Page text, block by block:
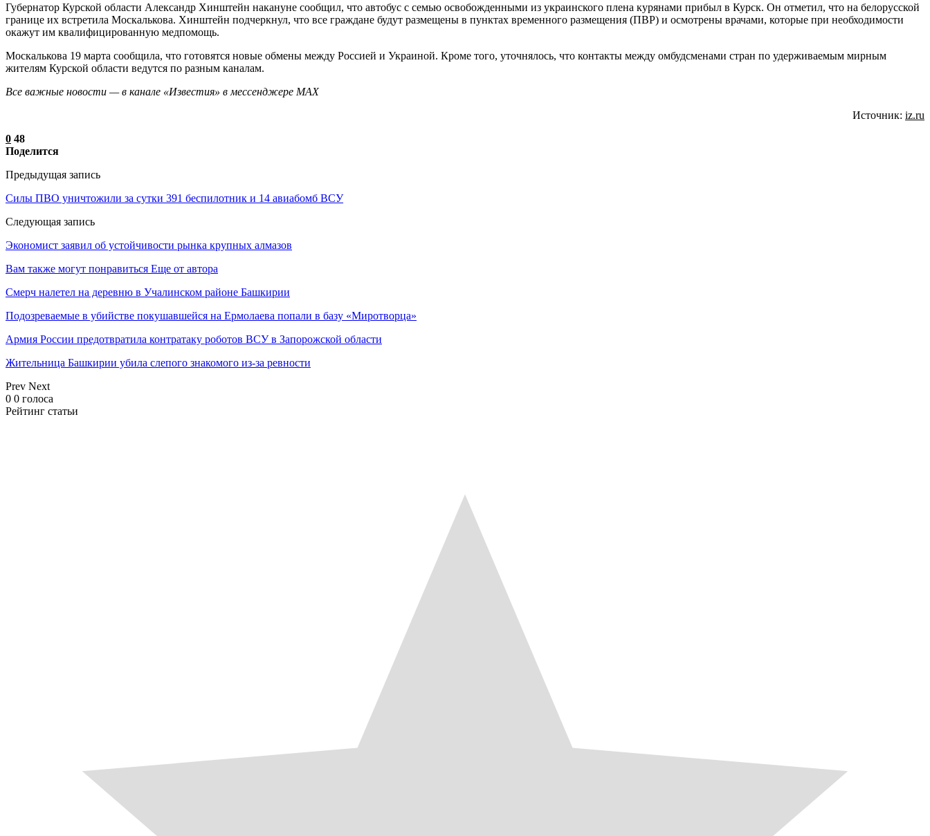
Губернатор Курской области Александр Хинштейн накануне сообщил, что автобус с семью освобожденными из украинского плена курянами прибыл в Курск. Он отметил, что на белорусской
границе их встретила Москалькова. Хинштейн подчеркнул, что все граждане будут размещены в пунктах временного размещения (ПВР) и осмотрены врачами, которые при необходимости
окажут им квалифицированную медпомощь.
Москалькова 19 марта сообщила, что готовятся новые обмены между Россией и Украиной. Кроме того, уточнялось, что контакты между омбудсменами стран по удерживаемым мирным
жителям Курской области ведутся по разным каналам.
Все важные новости — в канале «Известия» в мессенджере МАХ
Источник: iz.ru
0 48
Поделится
Предыдущая запись
Силы ПВО уничтожили за сутки 391 беспилотник и 14 авиабомб ВСУ
Следующая запись
Экономист заявил об устойчивости рынка крупных алмазов
Вам также могут понравиться Еще от автора
Смерч налетел на деревню в Учалинском районе Башкирии
Подозреваемые в убийстве покушавшейся на Ермолаева попали в базу «Миротворца»
Армия России предотвратила контратаку роботов ВСУ в Запорожской области
Жительница Башкирии убила слепого знакомого из-за ревности
Prev Next
0 0 голоса
Рейтинг статьи